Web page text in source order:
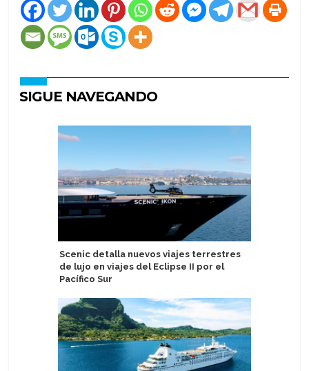
SIGUE NAVEGANDO
Scenic detalla nuevos viajes terrestres
de lujo en viajes del Eclipse II por el
Pacífico Sur